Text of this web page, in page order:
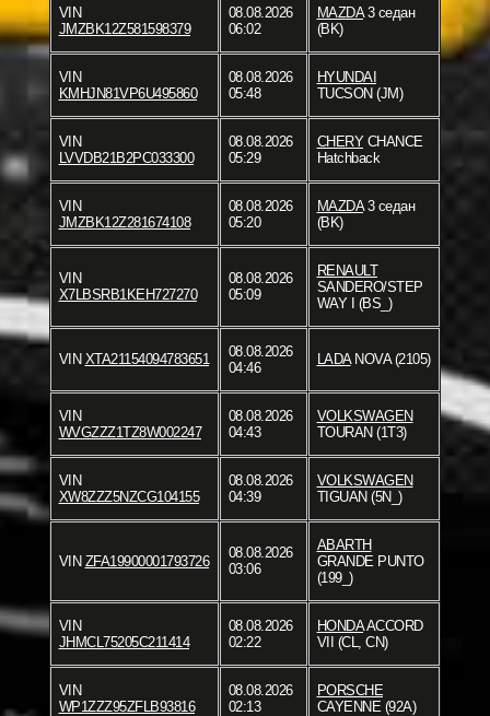
VIN
JMZBK12Z581598379
08.08.2026
06:02
MAZDA3 седан
(BK)
VIN
KMHJN81VP6U495860
08.08.2026
05:48
HYUNDAI
TUCSON (JM)
VIN
LVVDB21B2PC033300
08.08.2026
05:29
CHERYCHANCE
Hatchback
VIN
JMZBK12Z281674108
08.08.2026
05:20
MAZDA3 седан
(BK)
VIN
X7LBSRB1KEH727270
08.08.2026
05:09
RENAULT
SANDERO/STEP
WAY I (BS_)
VIN XTA21154094783651
08.08.2026
04:46
LADANOVA (2105)
VIN
WVGZZZ1TZ8W002247
08.08.2026
04:43
VOLKSWAGEN
TOURAN (1T3)
VIN
XW8ZZZ5NZCG104155
08.08.2026
04:39
VOLKSWAGEN
TIGUAN (5N_)
VIN ZFA19900001793726
08.08.2026
03:06
ABARTH
GRANDE PUNTO
(199_)
VIN
JHMCL75205C211414
08.08.2026
02:22
HONDAACCORD
VII (CL, CN)
VIN
WP1ZZZ95ZFLB93816
08.08.2026
02:13
PORSCHE
CAYENNE (92A)